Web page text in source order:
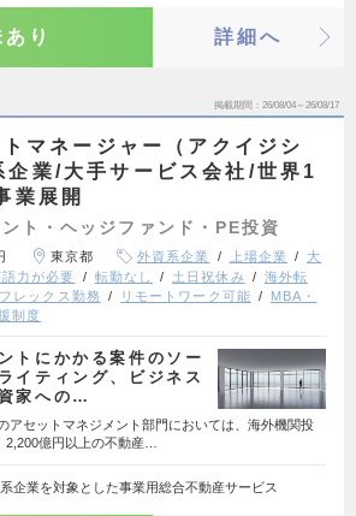
り 詳細へ
掲載期間 26/08/04～26/08/17
トマネージャー（アクイジシ
企業/大手サービス会社/世界1
業展開
ト・ヘッジファンド・PE投資
東京都 外資系企業 上場企業
大
語力が必要 転勤なし 土日祝休み
海外転
フレックス勤務 リモートワーク可能
MBA・
制度
トにかかる案件のソー
イティング、ビジネス
家への…
アセットマネジメント部門においては、海外機関投
2,200億円以上の不動産…
企業を対象とした事業用総合不動産サービス